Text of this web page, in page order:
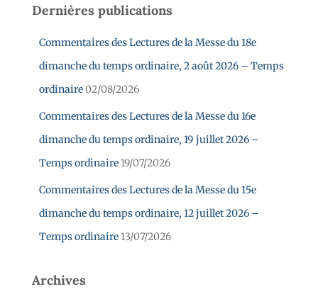
Dernières publications
Commentaires des Lectures de la Messe du 18e
dimanche du temps ordinaire, 2 août 2026 – Temps
ordinaire02/08/2026
Commentaires des Lectures de la Messe du 16e
dimanche du temps ordinaire, 19 juillet 2026 –
Temps ordinaire 19/07/2026
Commentaires des Lectures de la Messe du 15e
dimanche du temps ordinaire, 12 juillet 2026 –
Temps ordinaire 13/07/2026
Archives